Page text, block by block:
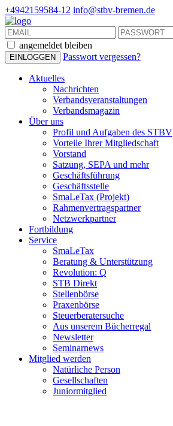
+4942159584-12 info@stbv-bremen.de
angemeldet bleiben
Passwort vergessen?
Aktuelles
Nachrichten
Verbandsveranstaltungen
Verbandsmagazin
Über uns
Profil und Aufgaben des STBV
Vorteile Ihrer Mitgliedschaft
Vorstand
Satzung, SEPA und mehr
Geschäftsführung
Geschäftsstelle
SmaLeTax (Projekt)
Rahmenvertragspartner
Netzwerkpartner
Fortbildung
Service
SmaLeTax
Beratung & Unterstützung
Revolution: Q
STB Direkt
Stellenbörse
Praxenbörse
Steuerberatersuche
Aus unserem Bücherregal
Newsletter
Seminarnews
Mitglied werden
Natürliche Person
Gesellschaften
Juniormitglied